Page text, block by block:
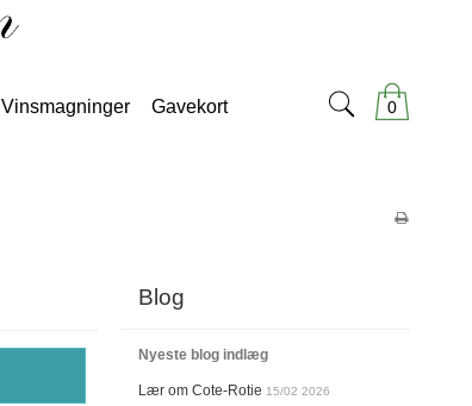
0
Vinsmagninger Gavekort
Blog
Nyeste blog indlæg
Lær om Cote-Rotie 15/02 2026